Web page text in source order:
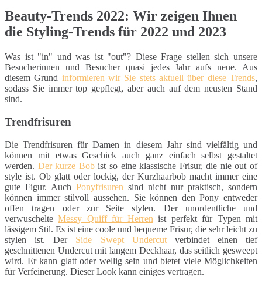
Beauty-Trends 2022: Wir zeigen Ihnen
die Styling-Trends für 2022 und 2023
Was ist "in" und was ist "out"? Diese Frage stellen sich unsere
Besucherinnen und Besucher quasi jedes Jahr aufs neue. Aus
diesem Grund informieren wir Sie stets aktuell über diese Trends,
sodass Sie immer top gepflegt, aber auch auf dem neusten Stand
sind.
Trendfrisuren
Die Trendfrisuren für Damen in diesem Jahr sind vielfältig und
können mit etwas Geschick auch ganz einfach selbst gestaltet
werden. Der kurze Bobist so eine klassische Frisur, die nie out of
style ist. Ob glatt oder lockig, der Kurzhaarbob macht immer eine
gute Figur. Auch Ponyfrisuren sind nicht nur praktisch, sondern
können immer stilvoll aussehen. Sie können den Pony entweder
offen tragen oder zur Seite stylen. Der unordentliche und
verwuschelteMessy Quiff für Herren ist perfekt für Typen mit
lässigem Stil. Es ist eine coole und bequeme Frisur, die sehr leicht zu
stylen ist. Der Side Swept Undercutverbindet einen tief
geschnittenen Undercut mit langem Deckhaar, das seitlich gesweept
wird. Er kann glatt oder wellig sein und bietet viele Möglichkeiten
für Verfeinerung. Dieser Look kann einiges vertragen.